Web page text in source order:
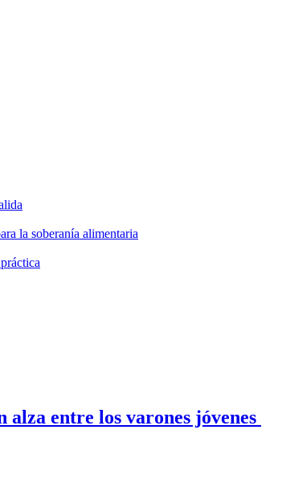
la soberanía alimentaria
alza entre los varones jóvenes